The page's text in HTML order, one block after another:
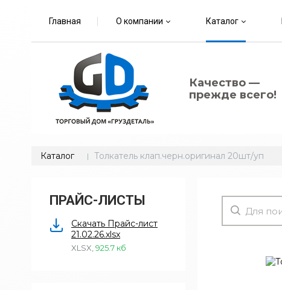
Главная О компании Каталог
Качество —
прежде всего!
Каталог Толкатель клап.черн.оригинал 20шт/уп
ПРАЙС-ЛИСТЫ
Скачать Прайс-лист
21.02.26.xlsx
XLSX 925.7 кб